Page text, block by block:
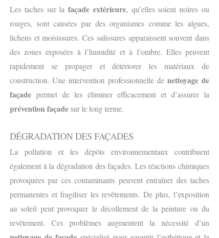
Les taches sur lafaçade extérieure, qu’elles soient noires ou
rouges, sont causées par des organismes comme les algues,
lichens et moisissures. Ces salissures apparaissent souvent dans
des zones exposées à l’humidité et à l’ombre. Elles peuvent
rapidement se propager et détériorer les matériaux de
construction. Une intervention professionnelle de nettoyage de
façade permet de les éliminer efficacement et d’assurer la
prévention façade sur le long terme.
DÉGRADATION DES FAÇADES
La pollution et les dépôts environnementaux contribuent
également à la dégradation des façades. Les réactions chimiques
provoquées par ces contaminants peuvent entraîner des taches
permanentes et fragiliser les revêtements. De plus, l’exposition
au soleil peut provoquer le décollement de la peinture ou du
revêtement. Ces problèmes augmentent la nécessité d’un